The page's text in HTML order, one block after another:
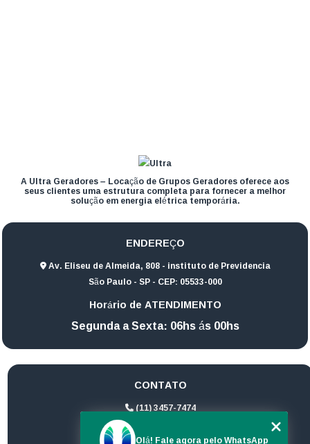
A Ultra Geradores – Locação de Grupos Geradores oferece aos
seus clientes uma estrutura completa para fornecer a melhor
solução em energia elétrica temporária.
ENDEREÇO
Av. Eliseu de Almeida, 808 - instituto de Previdencia
São Paulo - SP - CEP: 05533-000
Horário de ATENDIMENTO
Segunda a Sexta: 06hs ás 00hs
CONTATO
(11) 3457-7474
(11) 94172-1974
Olá! Fale agora pelo WhatsApp